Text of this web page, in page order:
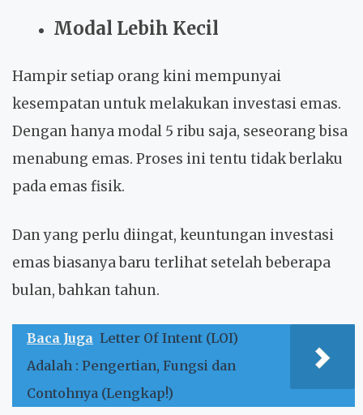
Modal Lebih Kecil
Hampir setiap orang kini mempunyai
kesempatan untuk melakukan investasi emas.
Dengan hanya modal 5 ribu saja, seseorang bisa
menabung emas. Proses ini tentu tidak berlaku
pada emas fisik.
Dan yang perlu diingat, keuntungan investasi
emas biasanya baru terlihat setelah beberapa
bulan, bahkan tahun.
Baca Juga Letter Of Intent (LOI)
Adalah : Pengertian, Fungsi dan
Contohnya (Lengkap!)